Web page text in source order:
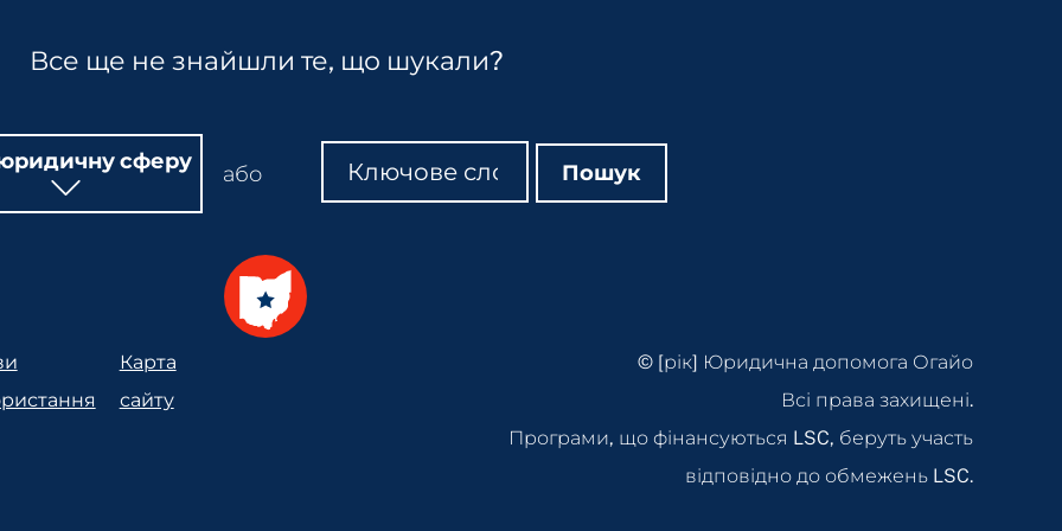
Все ще не знайшли те, що шукали?
сферу
або
Пошук
Пошук Пошук
Карта
сайту
© [рік] Юридична допомога Огайо
Всі права захищені.
Програми, що фінансуються LSC, беруть участь
відповідно до обмежень LSC.